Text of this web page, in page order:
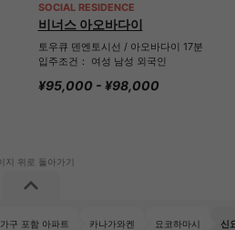
SOCIAL RESIDENCE
비너스 아오바다이
토우큐 덴엔토시선 / 아오바다이 17분
입주조건： 여성 남성 외국인
¥95,000 - ¥98,000
가구 포함 아파트 카나가와켄 요코하마시 신